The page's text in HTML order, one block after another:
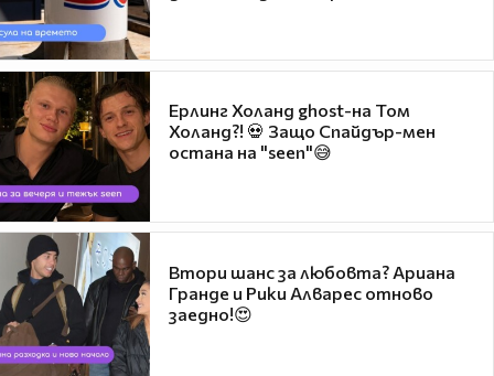
Ерлинг Холанд ghost-на Том
Холанд?! 💀 Защо Спайдър-мен
остана на "seen"😅
Втори шанс за любовта? Ариана
Гранде и Рики Алварес отново
заедно!😍